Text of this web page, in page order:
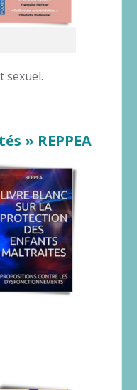
sexuel.
» REPPEA